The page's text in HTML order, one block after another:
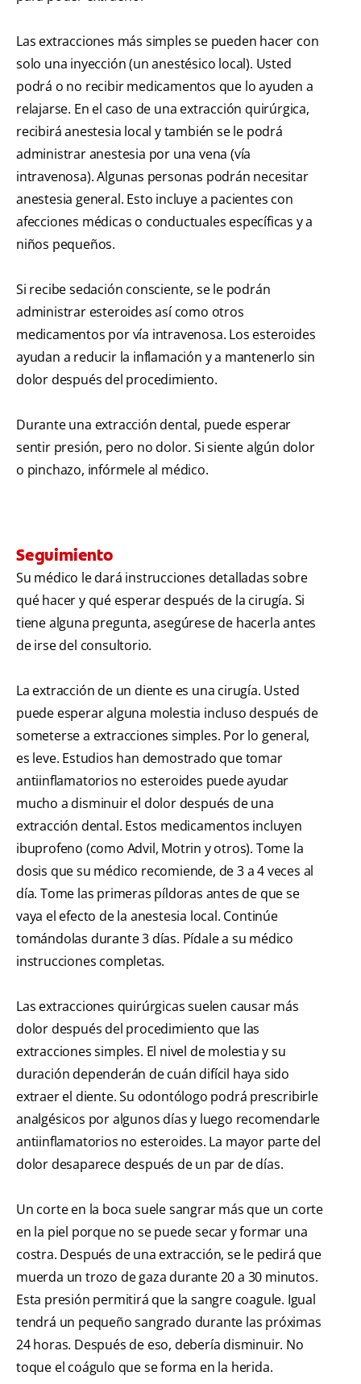
Las extracciones más simples se pueden hacer con
solo una inyección (un anestésico local). Usted
podrá o no recibir medicamentos que lo ayuden a
relajarse. En el caso de una extracción quirúrgica,
recibirá anestesia local y también se le podrá
administrar anestesia por una vena (vía
intravenosa). Algunas personas podrán necesitar
anestesia general. Esto incluye a pacientes con
afecciones médicas o conductuales específicas y a
niños pequeños.
Si recibe sedación consciente, se le podrán
administrar esteroides así como otros
medicamentos por vía intravenosa. Los esteroides
ayudan a reducir la inflamación y a mantenerlo sin
dolor después del procedimiento.
Durante una extracción dental, puede esperar
sentir presión, pero no dolor. Si siente algún dolor
o pinchazo, infórmele al médico.
Seguimiento
Su médico le dará instrucciones detalladas sobre
qué hacer y qué esperar después de la cirugía. Si
tiene alguna pregunta, asegúrese de hacerla antes
de irse del consultorio.
La extracción de un diente es una cirugía. Usted
puede esperar alguna molestia incluso después de
someterse a extracciones simples. Por lo general,
es leve. Estudios han demostrado que tomar
antiinflamatorios no esteroides puede ayudar
mucho a disminuir el dolor después de una
extracción dental. Estos medicamentos incluyen
ibuprofeno (como Advil, Motrin y otros). Tome la
dosis que su médico recomiende, de 3 a 4 veces al
día. Tome las primeras píldoras antes de que se
vaya el efecto de la anestesia local. Continúe
tomándolas durante 3 días. Pídale a su médico
instrucciones completas.
Las extracciones quirúrgicas suelen causar más
dolor después del procedimiento que las
extracciones simples. El nivel de molestia y su
duración dependerán de cuán difícil haya sido
extraer el diente. Su odontólogo podrá prescribirle
analgésicos por algunos días y luego recomendarle
antiinflamatorios no esteroides. La mayor parte del
dolor desaparece después de un par de días.
Un corte en la boca suele sangrar más que un corte
en la piel porque no se puede secar y formar una
costra. Después de una extracción, se le pedirá que
muerda un trozo de gaza durante 20 a 30 minutos.
Esta presión permitirá que la sangre coagule. Igual
tendrá un pequeño sangrado durante las próximas
24 horas. Después de eso, debería disminuir. No
toque el coágulo que se forma en la herida.